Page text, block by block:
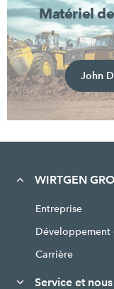
Matériel
John
WIRTGEN
Entreprise
Développement
Carrière
Service et